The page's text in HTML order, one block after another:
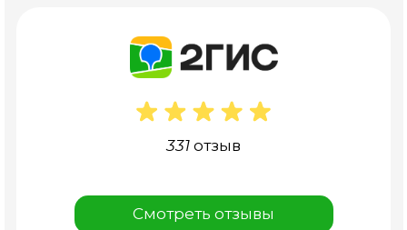
331 отзыв
Смотреть отзывы